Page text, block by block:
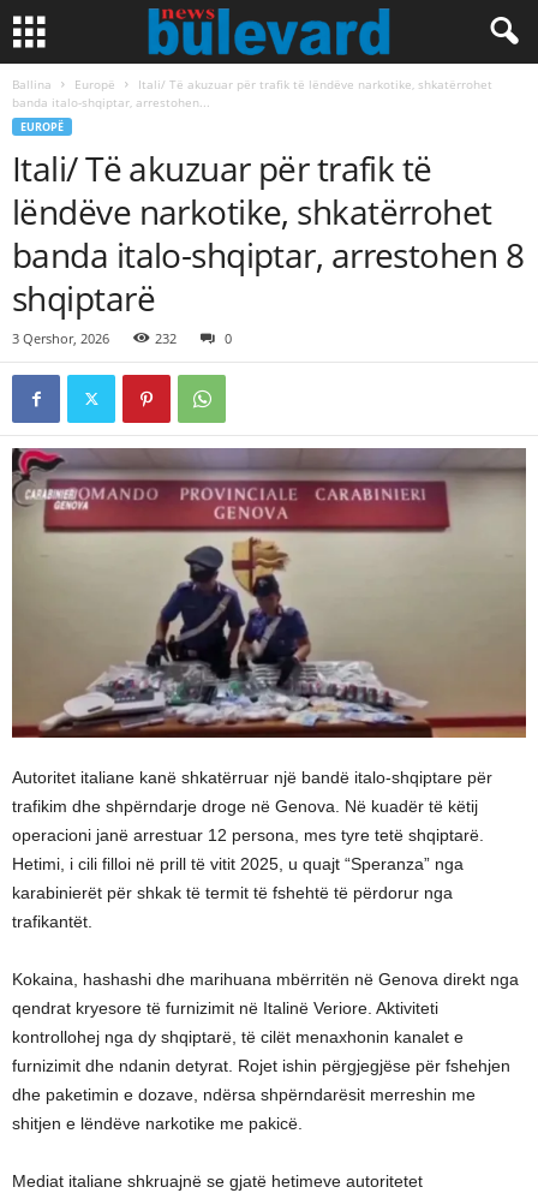
Ballina Europë
Itali/ Të akuzuar për trafik të lëndëve narkotike, shkatërrohet
banda italo-shqiptar, arrestohen...
EUROPË
Itali/ Të akuzuar për trafik të
lëndëve narkotike, shkatërrohet
banda italo-shqiptar, arrestohen 8
shqiptarë
3 Qershor, 2026 232 0
Autoritet italiane kanë shkatërruar një bandë italo-shqiptare për
trafikim dhe shpërndarje droge në Genova. Në kuadër të këtij
operacioni janë arrestuar 12 persona, mes tyre tetë shqiptarë.
Hetimi, i cili filloi në prill të vitit 2025, u quajt “Speranza” nga
karabinierët për shkak të termit të fshehtë të përdorur nga
trafikantët.
Kokaina, hashashi dhe marihuana mbërritën në Genova direkt nga
qendrat kryesore të furnizimit në Italinë Veriore. Aktiviteti
kontrollohej nga dy shqiptarë, të cilët menaxhonin kanalet e
furnizimit dhe ndanin detyrat. Rojet ishin përgjegjëse për fshehjen
dhe paketimin e dozave, ndërsa shpërndarësit merreshin me
shitjen e lëndëve narkotike me pakicë.
Mediat italiane shkruajnë se gjatë hetimeve autoritetet